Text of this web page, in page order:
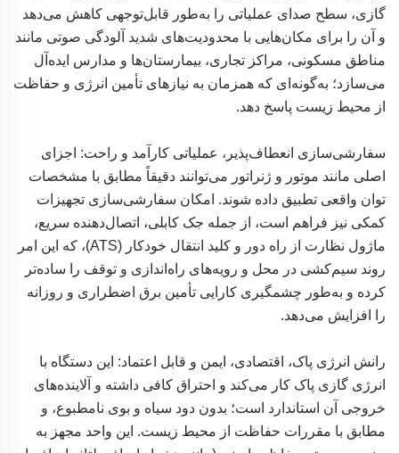
گازی، سطح صدای عملیاتی را به‌طور قابل‌توجهی کاهش می‌دهد
و آن را برای مکان‌هایی با محدودیت‌های شدید آلودگی صوتی مانند
مناطق مسکونی، مراکز تجاری، بیمارستان‌ها و مدارس ایده‌آل
می‌سازد؛ به‌گونه‌ای که همزمان به نیازهای تأمین انرژی و حفاظت
از محیط زیست پاسخ دهد.
سفارشی‌سازی انعطاف‌پذیر، عملیاتی کارآمد و راحت: اجزای
اصلی مانند موتور و ژنراتور می‌توانند دقیقاً مطابق با مشخصات
توان واقعی تطبیق داده شوند. امکان سفارشی‌سازی تجهیزات
کمکی نیز فراهم است، از جمله جک کابلی، اتصال‌دهنده سریع،
ماژول نظارت از راه دور و کلید انتقال خودکار (ATS)، که این امر
روند سیم‌کشی در محل و رویه‌های راه‌اندازی و توقف را ساده‌تر
کرده و به‌طور چشمگیری کارایی تأمین برق اضطراری و روزانه
را افزایش می‌دهد.
رانش انرژی پاک، اقتصادی، ایمن و قابل اعتماد: این دستگاه با
انرژی گازی پاک کار می‌کند و احتراق کافی داشته و آلاینده‌های
خروجی آن استاندارد است؛ بدون دود سیاه و بوی نامطبوع، و
مطابق با مقررات حفاظت از محیط زیست. این واحد مجهز به